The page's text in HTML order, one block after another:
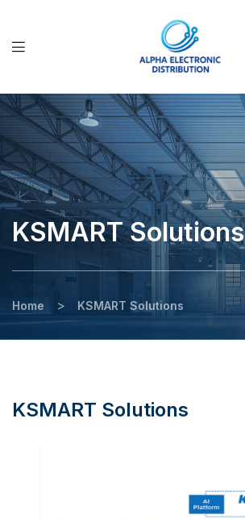
KSMART Solutions
Home > KSMART Solutions
KSMART Solutions